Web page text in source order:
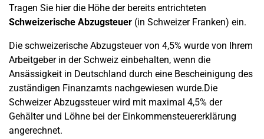
Tragen Sie hier die Höhe der bereits entrichteten
Schweizerische Abzugsteuer (in Schweizer Franken) ein.
Die schweizerische Abzugsteuer von 4,5% wurde von Ihrem
Arbeitgeber in der Schweiz einbehalten, wenn die
Ansässigkeit in Deutschland durch eine Bescheinigung des
zuständigen Finanzamts nachgewiesen wurde.Die
Schweizer Abzugssteuer wird mit maximal 4,5% der
Gehälter und Löhne bei der Einkommensteuererklärung
angerechnet.